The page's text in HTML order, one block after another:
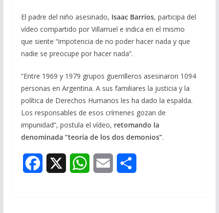
El padre del niño asesinado, Isaac Barrios, participa del
vídeo compartido por Villarruel e indica en el mismo
que siente “impotencia de no poder hacer nada y que
nadie se preocupe por hacer nada”.
“Entre 1969 y 1979 grupos guerrilleros asesinaron 1094
personas en Argentina. A sus familiares la justicia y la
política de Derechos Humanos les ha dado la espalda.
Los responsables de esos crímenes gozan de
impunidad”, postula el vídeo, retomando la
denominada “teoría de los dos demonios”.
W